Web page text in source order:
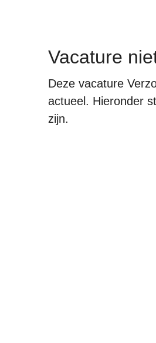
Vacature
Deze vacature
actueel. Hieronder
zijn.